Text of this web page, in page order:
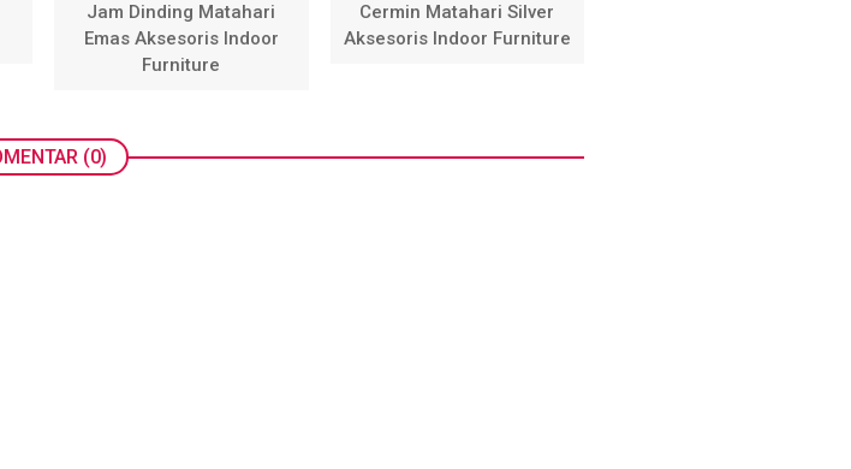
Jam Dinding Matahari
Emas Aksesoris Indoor
Furniture
Cermin Matahari Silver
Aksesoris Indoor Furniture
(0)